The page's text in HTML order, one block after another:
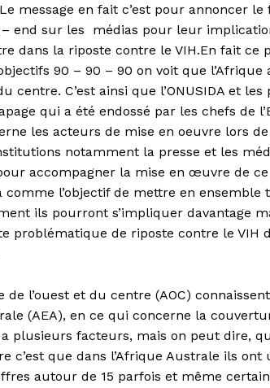
message en fait c’est pour annoncer
end sur les médias pour leur
dans la riposte contre le VIH.En fait ce
90 – 90 – 90 on voit que
centre. C’est ainsi que l’ONUSIDA et
qui a été endossé par les chefs de
les acteurs de mise en oeuvre lors
notamment la presse et les
accompagner la mise en œuvre de ce
l’objectif de mettre en ensemble
ils pourront s’impliquer davantage
problématique de riposte contre le VIH
de l’ouest et du centre (AOC)
(AEA), en ce qui concerne la
plusieurs facteurs, mais on peut dire,
c’est que dans l’Afrique Australe ils
autour de 15 parfois et même